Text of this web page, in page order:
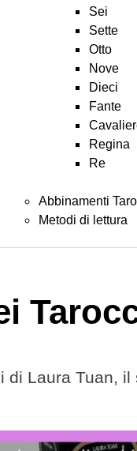
Sei
Sette
Otto
Nove
Dieci
Fante
Regina
Re
Abbinamenti
Metodi di lettura
di Laura Tuan,